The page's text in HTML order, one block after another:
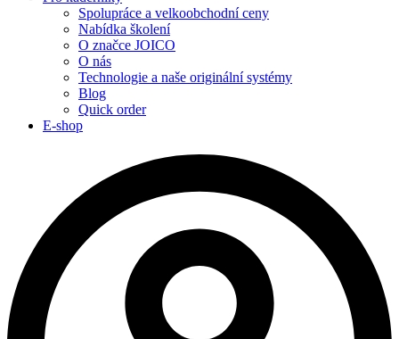
Spolupráce a velkoobchodní ceny
Nabídka školení
O značce JOICO
O nás
Technologie a naše originální systémy
Blog
Quick order
E-shop